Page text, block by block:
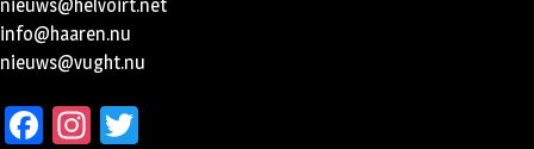
nieuws@helvoirt.net
info@haaren.nu
nieuws@vught.nu
Facebook
Instagram